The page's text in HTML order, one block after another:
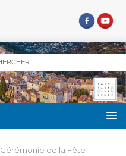
Cérémonie de la Fête